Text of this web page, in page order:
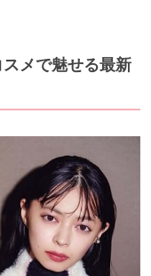
メで魅せる最新